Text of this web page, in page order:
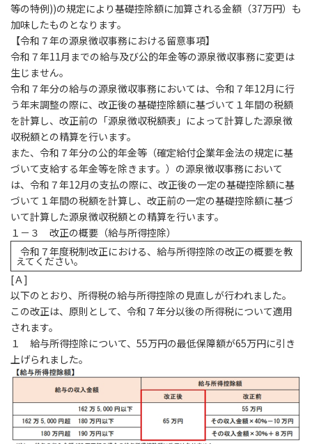
等の特例))の規定により基礎控除額に加算される金額（37万円）も
加味したものとなります。
【令和７年の源泉徴収事務における留意事項】
令和７年11月までの給与及び公的年金等の源泉徴収事務に変更は
生じません。
令和７年分の給与の源泉徴収事務においては、令和７年12月に行
う年末調整の際に、改正後の基礎控除額に基づいて１年間の税額
を計算し、改正前の「源泉徴収税額表」によって計算した源泉徴
収税額との精算を行います。
また、令和７年分の公的年金等（確定給付企業年金法の規定に基
づいて支給する年金等を除きます。）の源泉徴収事務において
は、令和７年12月の支払の際に、改正後の一定の基礎控除額に基
づいて１年間の税額を計算し、改正前の一定の基礎控除額に基づ
いて計算した源泉徴収税額との精算を行います。
１－３ 改正の概要（給与所得控除）
令和７年度税制改正における、給与所得控除の改正の概要を教
えてください。
[Ａ]
以下のとおり、所得税の給与所得控除の見直しが行われました。
この改正は、原則として、令和７年分以後の所得税について適用
されます。
１ 給与所得控除について、55万円の最低保障額が65万円に引き
上げられました。